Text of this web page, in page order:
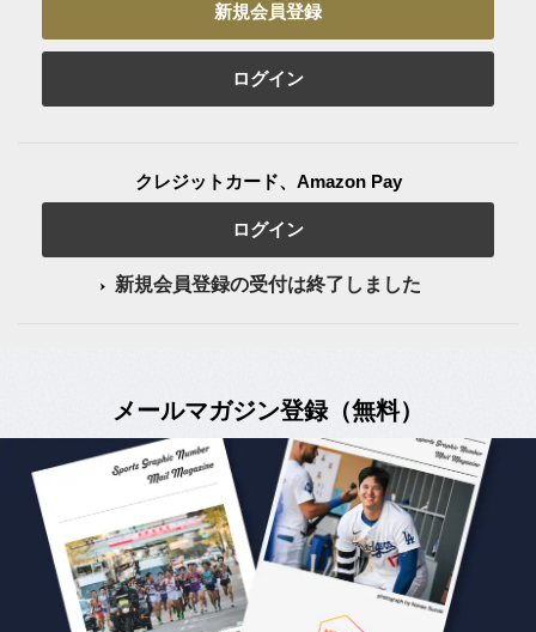
新規会員登録
ログイン
クレジットカード、Amazon Pay
ログイン
新規会員登録の受付は終了しました
メールマガジン登録（無料）